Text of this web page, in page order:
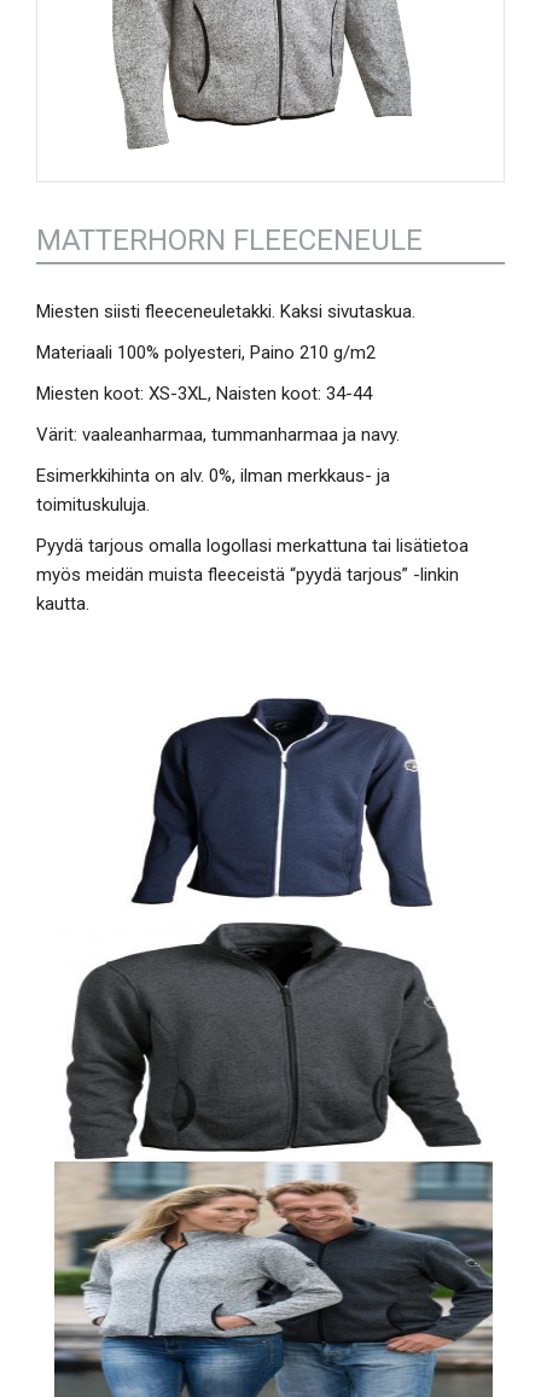
MATTERHORN FLEECENEULE
Miesten siisti fleeceneuletakki. Kaksi sivutaskua.
Materiaali 100% polyesteri, Paino 210 g/m2
Miesten koot: XS-3XL, Naisten koot: 34-44
Värit: vaaleanharmaa, tummanharmaa ja navy.
Esimerkkihinta on alv. 0%, ilman merkkaus- ja
toimituskuluja.
Pyydä tarjous omalla logollasi merkattuna tai lisätietoa
myös meidän muista fleeceistä “pyydä tarjous” -linkin
kautta.